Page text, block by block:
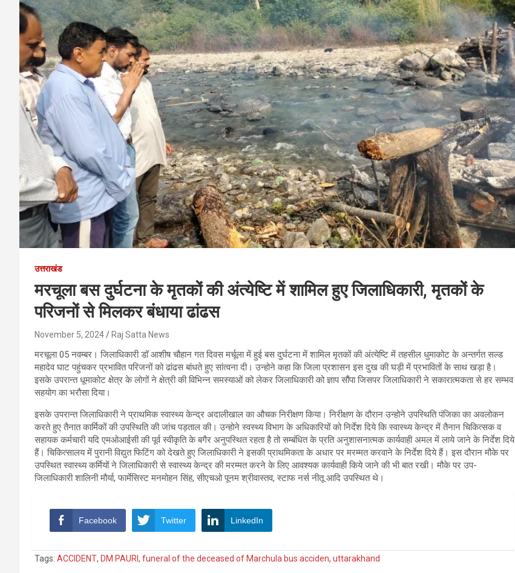
उत्तराखंड
मरचूला बस दुर्घटना के मृतकों की अंत्येष्टि में शामिल हुए जिलाधिकारी, मृतकों के
परिजनों से मिलकर बंधाया ढांढस
November 5, 2024 Raj Satta News
मरचूला 05 नवम्बर। जिलाधिकारी डॉ आशीष चौहान गत दिवस मर्चूला में हुई बस दुर्घटना में शामिल मृतकों की अंत्येष्टि में तहसील धुमाकोट के अन्तर्गत सल्ड
महादेव घाट पहुंचकर प्रभावित परिजनों को ढांढस बांधते हुए सांत्वना दी। उन्होने कहा कि जिला प्रशासन इस दुख की घड़ी में प्रभावितों के साथ खड़ा है।
इसके उपरान्त धूमाकोट क्षेत्र के लोगों ने क्षेत्री की विभिन्न समस्याओं को लेकर जिलाधिकारी को ज्ञाप सौंपा जिसपर जिलाधिकारी ने सकारात्मकता से हर सम्भव
सहयोग का भरौसा दिया।
इसके उपरान्त जिलाधिकारी ने प्राथमिक स्वास्थ्य केन्द्र अदालीखाल का औचक निरीक्षण किया। निरीक्षण के दौरान उन्होने उपस्थिति पंजिका का अवलोकन
करते हुए तैनात कार्मिकों की उपस्थिति की जांच पड़ताल की। उन्होने स्वस्थ्य विभाग के अधिकारियों को निर्देश दिये कि स्वास्थ्य केन्द्र में तैनान चिकित्सक व
सहायक कर्मचारी यदि एमओआईसी की पूर्व स्वीकृति के बगैर अनुपस्थित रहता है तो सम्बंधित के प्रति अनुशासनात्मक कार्यवाही अमल में लाये जाने के निर्देश दिये
हैं। चिकित्सालय में पुरानी विद्युत फिटिंग को देखते हुए जिलाधिकारी ने इसकी प्राथमिकता के अधार पर मरम्मत करवाने के निर्देश दिये हैं। इस दौरान मौके पर
उपस्थित स्वास्थ्य कर्मियों ने जिलाधिकारी से स्वास्थ्य केन्द्र की मरम्मत करने के लिए आवश्यक कार्यवाही किये जाने की भी बात रखी। मौके पर उप-
जिलाधिकारी शालिनी मौर्या, फार्मेसिस्ट मनमोहन सिंह, सीएचओ पूनम श्रीवास्तव, स्टाफ नर्स नीतू आदि उपस्थित थे।
Facebook Twitter LinkedIn
Tags: ACCIDENT, DM PAURI, funeral of the deceased of Marchula bus acciden, uttarakhand